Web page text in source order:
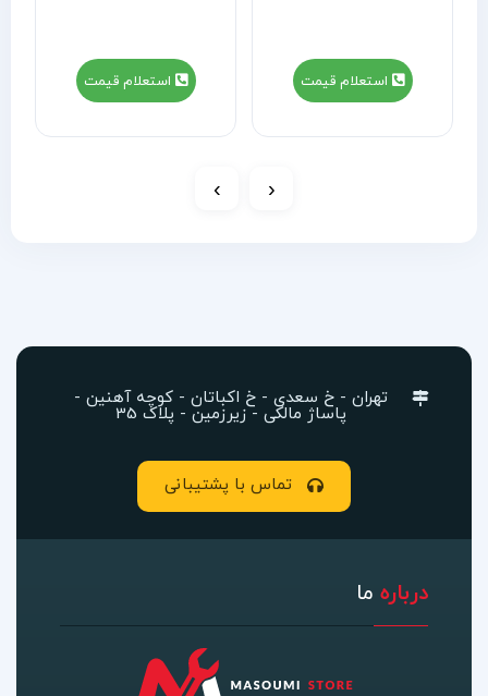
استعلام قیمت استعلام قیمت
‹
›
تهران - خ سعدی - خ اکباتان - کوچه آهنین -
پاساژ مالکی - زیرزمین - پلاک 35
تماس با پشتیبانی
درباره ما